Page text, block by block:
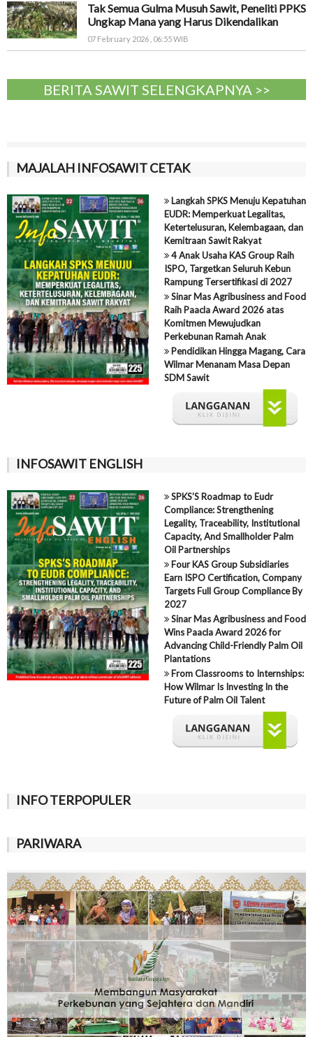
Tak Semua Gulma Musuh Sawit, Peneliti PPKS
Ungkap Mana yang Harus Dikendalikan
07 February 2026 , 06:55 WIB
BERITA SAWIT SELENGKAPNYA >>
MAJALAH INFOSAWIT CETAK
Langkah SPKS Menuju Kepatuhan
EUDR: Memperkuat Legalitas,
Ketertelusuran, Kelembagaan, dan
Kemitraan Sawit Rakyat
4 Anak Usaha KAS Group Raih
ISPO, Targetkan Seluruh Kebun
Rampung Tersertifikasi di 2027
Sinar Mas Agribusiness and Food
Raih Paacla Award 2026 atas
Komitmen Mewujudkan
Perkebunan Ramah Anak
Pendidikan Hingga Magang, Cara
Wilmar Menanam Masa Depan
SDM Sawit
INFOSAWIT ENGLISH
SPKS’S Roadmap to Eudr
Compliance: Strengthening
Legality, Traceability, Institutional
Capacity, And Smallholder Palm
Oil Partnerships
Four KAS Group Subsidiaries
Earn ISPO Certification, Company
Targets Full Group Compliance By
2027
Sinar Mas Agribusiness and Food
Wins Paacla Award 2026 for
Advancing Child-Friendly Palm Oil
Plantations
From Classrooms to Internships:
How Wilmar Is Investing In the
Future of Palm Oil Talent
INFO TERPOPULER
PARIWARA